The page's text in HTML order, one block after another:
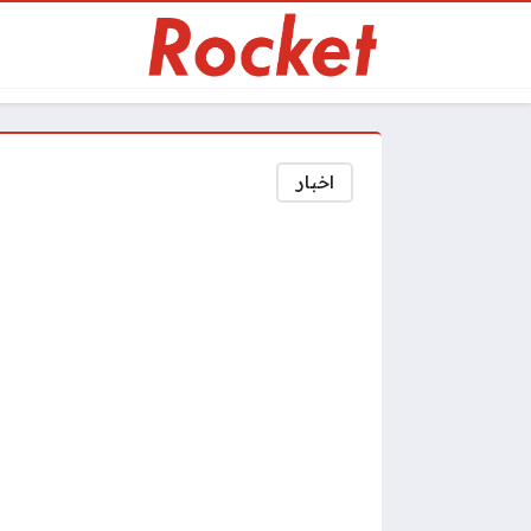
اخبار